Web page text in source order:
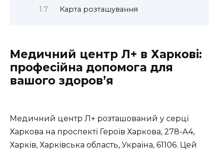
Карта розташування
Медичний центр Л+ в Харкові:
професійна допомога для
вашого здоров’я
Медичний центр Л+ розташований у серці
Харкова на проспекті Героїв Харкова, 278-А4,
Харків, Харківська область, Україна, 61106. Цей